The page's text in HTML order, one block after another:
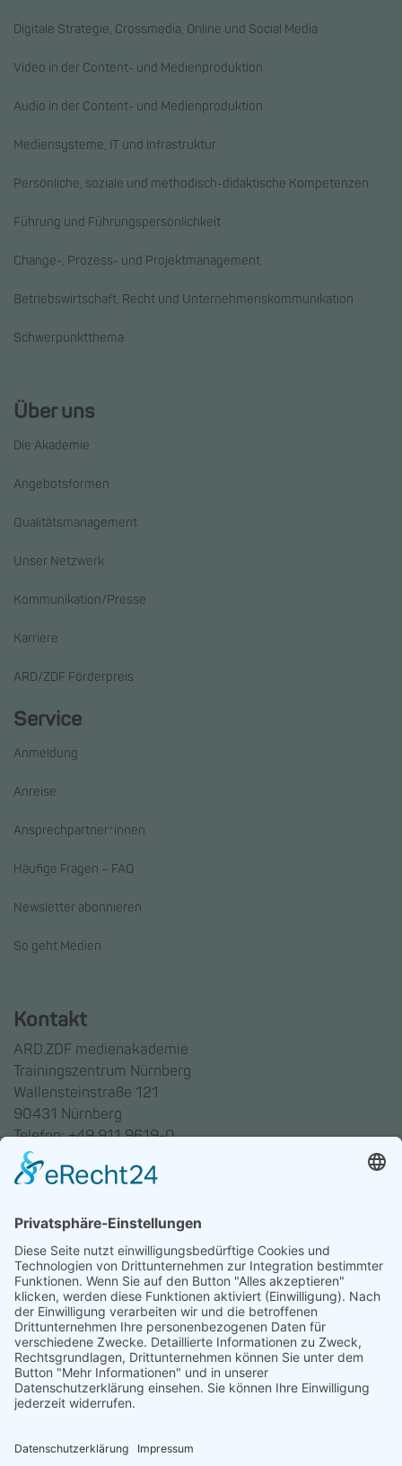
Digitale Strategie, Crossmedia, Online und Social Media
Video in der Content- und Medienproduktion
Audio in der Content- und Medienproduktion
Mediensysteme, IT und Infrastruktur
Persönliche, soziale und methodisch-didaktische Kompetenzen
Führung und Führungspersönlichkeit
Change-, Prozess- und Projektmanagement
Betriebswirtschaft, Recht und Unternehmenskommunikation
Schwerpunktthema
Über uns
Die Akademie
Angebotsformen
Qualitätsmanagement
Unser Netzwerk
Kommunikation/Presse
Karriere
ARD/ZDF Förderpreis
Service
Anmeldung
Anreise
Ansprechpartner*innen
Häufige Fragen – FAQ
Newsletter abonnieren
So geht Medien
Kontakt
ARD.ZDF medienakademie
Trainingszentrum Nürnberg
Wallensteinstraße 121
90431 Nürnberg
Telefon: +49 911 9619-0
Trainingszentrum Hannover
30169 Hannover
Telefon: +49 511 123598-531
AGB
Datenschutz